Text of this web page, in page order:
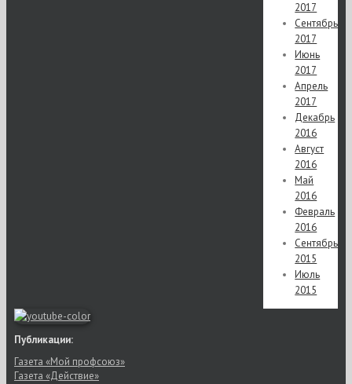
2017
Сентябрь
2017
Июнь
2017
Апрель
2017
Декабрь
2016
Август
2016
Май
2016
Февраль
2016
Сентябрь
2015
Июль
2015
Публикации:
Газета «Мой профсоюз»
Газета «Действие»